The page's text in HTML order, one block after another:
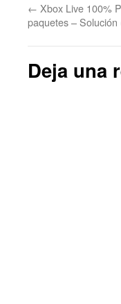
← Xbox Live 100%
paquetes –
Deja una